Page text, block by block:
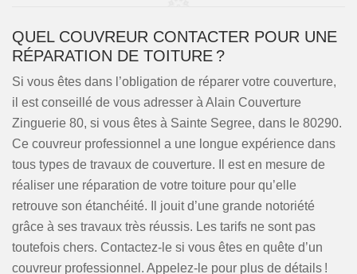
QUEL COUVREUR CONTACTER POUR UNE
RÉPARATION DE TOITURE ?
Si vous êtes dans l’obligation de réparer votre couverture,
il est conseillé de vous adresser à Alain Couverture
Zinguerie 80, si vous êtes à Sainte Segree, dans le 80290.
Ce couvreur professionnel a une longue expérience dans
tous types de travaux de couverture. Il est en mesure de
réaliser une réparation de votre toiture pour qu’elle
retrouve son étanchéité. Il jouit d’une grande notoriété
grâce à ses travaux très réussis. Les tarifs ne sont pas
toutefois chers. Contactez-le si vous êtes en quête d’un
couvreur professionnel. Appelez-le pour plus de détails !